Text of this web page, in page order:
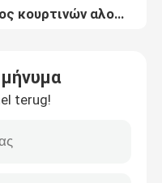
S235JR διαστημικός συνδετήρας 0.6mm στέγη ΜΒ κόμβων πλαισίων υψηλής αντοχής
terug!